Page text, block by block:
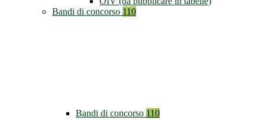
Bandi di concorso 110
Bandi di concorso 110